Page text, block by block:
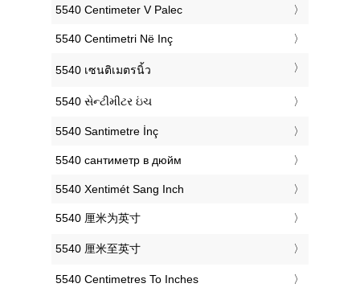
‎5540 Centimeter V Palec
‎5540 Centimetri Në Inç
‎5540 เซนติเมตรนิ้ว
‎5540 સેન્ટીમીટર ઇંચ
‎5540 Santimetre İnç
‎5540 сантиметр в дюйм
‎5540 Xentimét Sang Inch
‎5540 厘米为英寸
‎5540 厘米至英寸
‎5540 Centimetres To Inches